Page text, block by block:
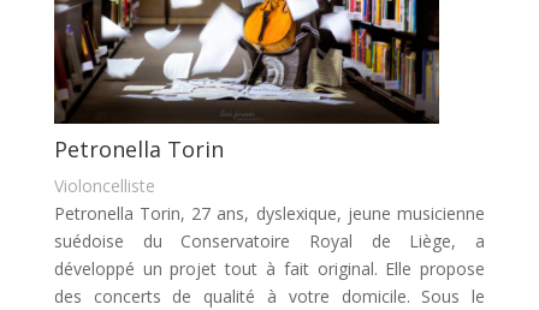
Petronella Torin
Violoncelliste
Petronella Torin, 27 ans, dyslexique, jeune musicienne
suédoise du Conservatoire Royal de Liège, a
développé un projet tout à fait original. Elle propose
des concerts de qualité à votre domicile. Sous le